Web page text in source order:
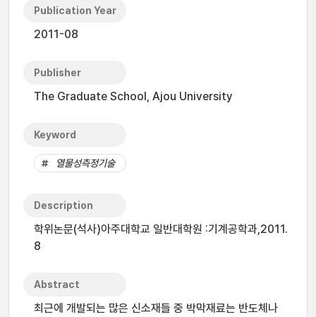
Publication Year
2011-08
Publisher
The Graduate School, Ajou University
Keyword
열물성측정기술
Description
학위논문(석사)아주대학교 일반대학원 :기계공학과,2011.
8
Abstract
최근에 개발되는 많은 신소재들 중 박막재료는 반도체나